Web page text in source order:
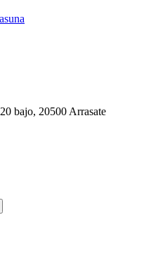
bajo, 20500 Arrasate